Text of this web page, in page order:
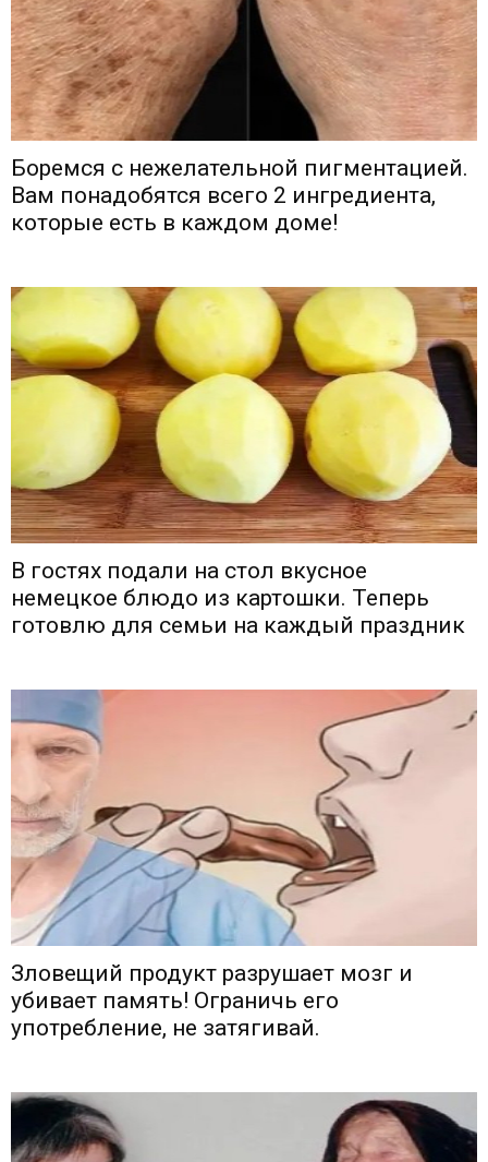
Боремся с нежелательной пигментацией.
Вам понадобятся всего 2 ингредиента,
которые есть в каждом доме!
В гостях подали на стол вкусное
немецкое блюдо из картошки. Теперь
готовлю для семьи на каждый праздник
Зловещий продукт разрушает мозг и
убивает память! Ограничь его
употребление, не затягивай.